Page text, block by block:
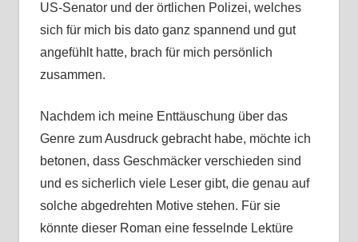
US-Senator und der örtlichen Polizei, welches
sich für mich bis dato ganz spannend und gut
angefühlt hatte, brach für mich persönlich
zusammen.
Nachdem ich meine Enttäuschung über das
Genre zum Ausdruck gebracht habe, möchte ich
betonen, dass Geschmäcker verschieden sind
und es sicherlich viele Leser gibt, die genau auf
solche abgedrehten Motive stehen. Für sie
könnte dieser Roman eine fesselnde Lektüre